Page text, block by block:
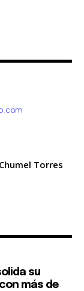
Chumel Torres
su
más de